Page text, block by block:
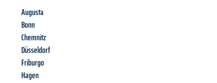
Augusta
Bonn
Chemnitz
Düsseldorf
Friburgo
Hagen